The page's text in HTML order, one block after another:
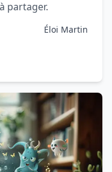
partager.
Éloi Martin